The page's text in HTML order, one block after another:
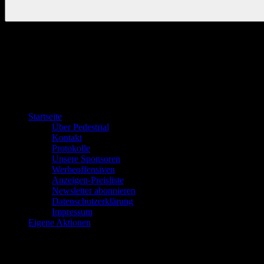
Startseite
Über Pedestrial
Kontakt
Protokolle
Unsere Sponsoren
Werbeoffensiven
Anzeigen-Preisliste
Newsletter abonnieren
Datenschutzerklärung
Impressum
Eigene Aktionen